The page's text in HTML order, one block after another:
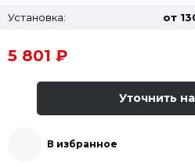
Установка:
от
5 801 ₽
Уточнить
В избранное